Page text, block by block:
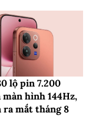
lộ pin 7.200
màn hình 144Hz,
ra mắt tháng 8